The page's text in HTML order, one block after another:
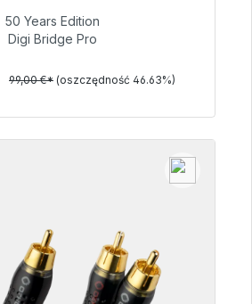
52,84 €
50 Years Edition
Digi Bridge Pro
99,00 €* (oszczędność 46.63%)